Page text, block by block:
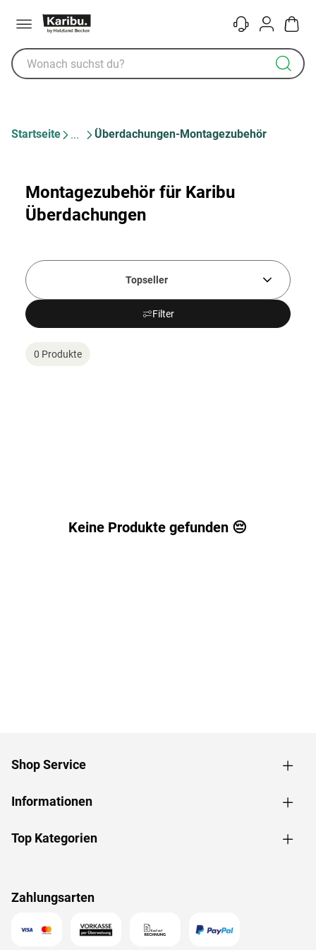
KontaktKonto
Startseite Überdachungen-Montagezubehör
Montagezubehör für Karibu
Überdachungen
Topseller
Filter
0 Produkte
Keine Produkte gefunden 😔
Shop Service
Informationen
Top Kategorien
Zahlungsarten